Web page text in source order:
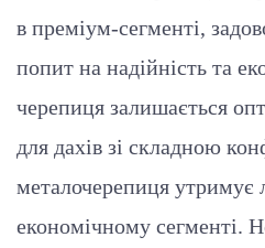
в преміум-сегменті,
попит на надійність та
черепиця залишається
для дахів зі складною
металочерепиця утримує
економічному сегменті.